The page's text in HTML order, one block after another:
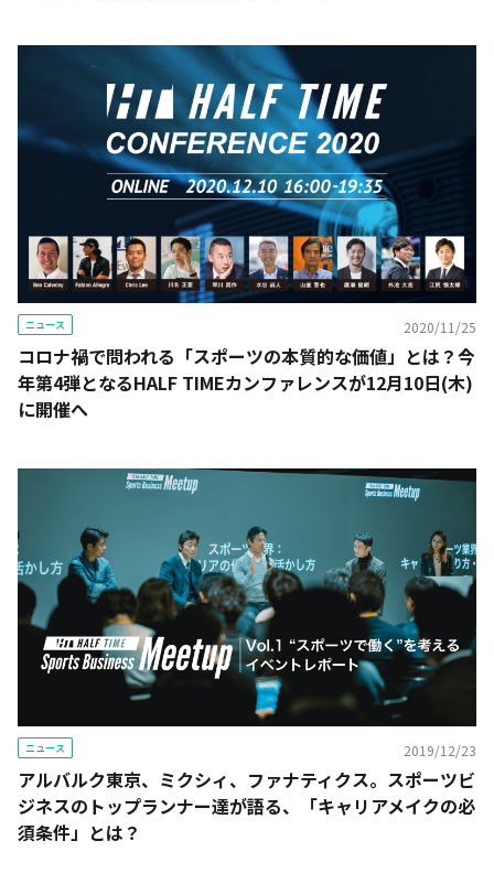
ニュース 2020/11/25
コロナ禍で問われる「スポーツの本質的な価値」とは？今
年第4弾となるHALF TIMEカンファレンスが12月10日(木)
に開催へ
ニュース 2019/12/23
アルバルク東京、ミクシィ、ファナティクス。スポーツビ
ジネスのトップランナー達が語る、「キャリアメイクの必
須条件」とは？